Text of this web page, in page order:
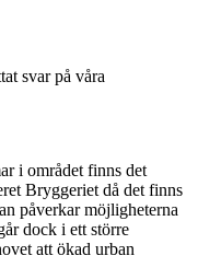
svar på våra
i området finns det
Bryggeriet då det finns
påverkar möjligheterna
dock i ett större
att ökad urban